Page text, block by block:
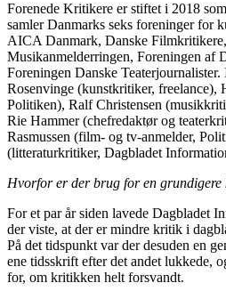
Forenede Kritikere er stiftet i 2018
samler Danmarks seks foreninger for
AICA Danmark, Danske
Musikanmelderringen, Foreningen af
Foreningen Danske
Rosenvinge (kunstkritiker, freelance),
Politiken), Ralf Christensen
Rie Hammer (chefredaktør og
Rasmussen (film- og tv-anmelder,
(litteraturkritiker, Dagbladet
Hvorfor er der brug for en
For et par år siden lavede Dagbladet
der viste, at der er mindre kritik i
På det tidspunkt var der desuden en
ene tidsskrift efter det andet lukkede,
for, om kritikken helt forsvandt.